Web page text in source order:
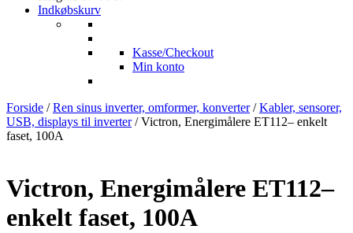
Indkøbskurv
Kasse/Checkout
Min konto
Forside /Ren sinus inverter, omformer, konverter/Kabler, sensorer,
USB, displays til inverter/ Victron, Energimålere ET112– enkelt
faset, 100A
Victron, Energimålere ET112–
enkelt faset, 100A